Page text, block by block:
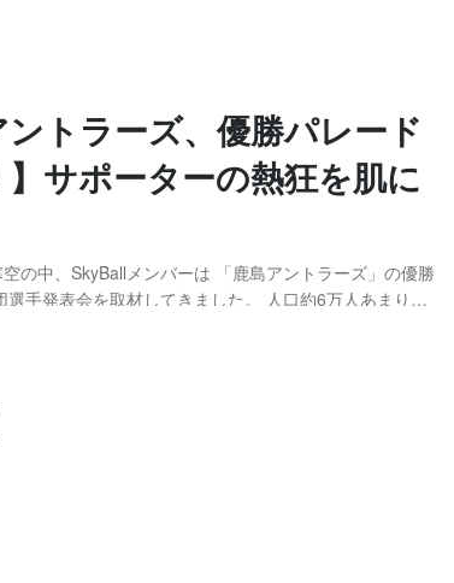
ントラーズ、優勝パレード
】サポーターの熱狂を肌に
の中、SkyBallメンバーは 「鹿島アントラーズ」の優勝
選手発表会を取材してきました。 人口約6万人あまりの
田市 ※茨城...